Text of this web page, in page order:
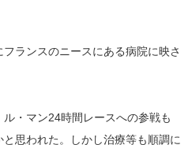
ランスのニースにある病院に映さ
・マン24時間レースへの参戦も
思われた。しかし治療等も順調に